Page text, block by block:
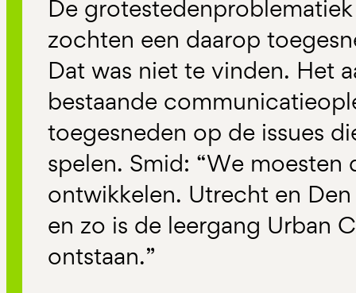
De
zochten een daarop
Dat was niet te vinden. Het
bestaande
toegesneden op de issues
spelen. Smid: “We moesten
ontwikkelen. Utrecht en
en zo is de leergang Urban
ontstaan.”